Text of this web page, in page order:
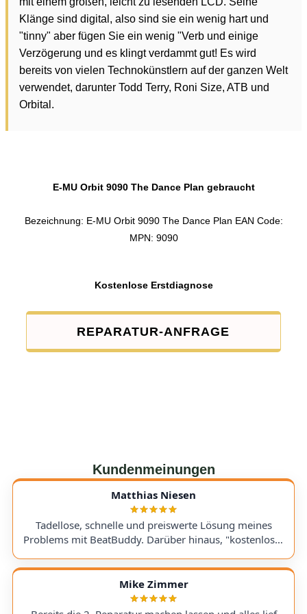
Klänge sind digital, also sind sie ein wenig hart und
"tinny" aber fügen Sie ein wenig "Verb und einige
Verzögerung und es klingt verdammt gut! Es wird
bereits von vielen Technokünstlern auf der ganzen Welt
verwendet, darunter Todd Terry, Roni Size, ATB und
Orbital.
E-MU Orbit 9090 The Dance Plan gebraucht
Bezeichnung: E-MU Orbit 9090 The Dance Plan EAN Code:
MPN: 9090
Kostenlose Erstdiagnose
REPARATUR-ANFRAGE
Kundenmeinungen
Matthias Niesen
Tadellose, schnelle und preiswerte Lösung meines
Problems mit BeatBuddy. Darüber hinaus, "kostenloser
bringe. Kommunikation lief hervorragend und die
Rücksendung meines Gerätes ging schnell und
einwandfrei. Ich kann AudioTechniker.de
Mike Zimmer